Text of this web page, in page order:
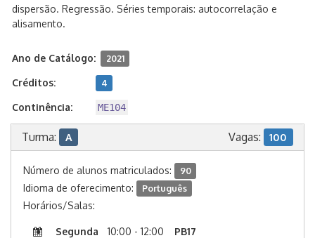
dispersão. Regressão. Séries temporais: autocorrelação e
alisamento.
Ano de Catálogo: 2021
Créditos: 4
Continência: ME104
Turma: A Vagas: 100
Número de alunos matriculados: 90
Idioma de oferecimento: Português
Horários/Salas:
Segunda 10:00 - 12:00
PB17